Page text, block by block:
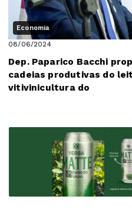
Economia
08/06/2024
Dep. Paparico Bacchi
cadeias produtivas do
vitivinicultura do